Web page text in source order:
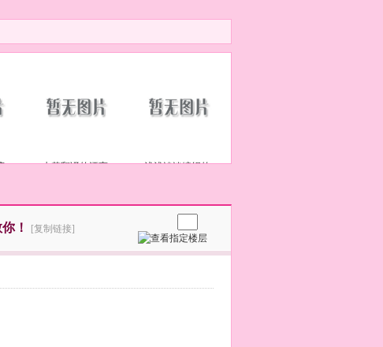
水若翻译的漂亮 浅浅淡淡编织的
！ [复制链接]